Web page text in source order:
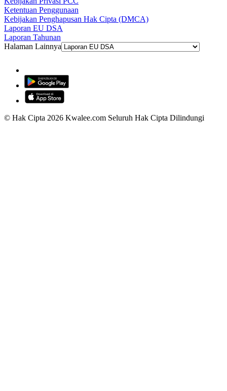
Ketentuan Penggunaan
Kebijakan Penghapusan Hak Cipta (DMCA)
Laporan EU DSA
Laporan Tahunan
Halaman Lainnya
© Hak Cipta 2026 Kwalee.com Seluruh Hak Cipta Dilindungi